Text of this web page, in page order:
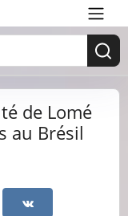
de Lomé
au Brésil